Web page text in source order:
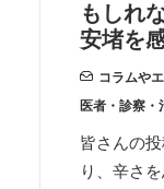
もしれ
安堵を
コラムや
医者・診察・
皆さんの
り、辛さ